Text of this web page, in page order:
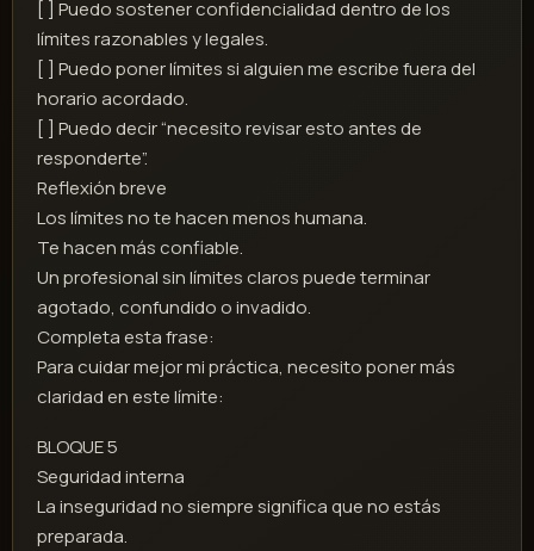
[ ] Puedo sostener confidencialidad dentro de los
límites razonables y legales.
[ ] Puedo poner límites si alguien me escribe fuera del
horario acordado.
[ ] Puedo decir “necesito revisar esto antes de
responderte”.
Reflexión breve
Los límites no te hacen menos humana.
Te hacen más confiable.
Un profesional sin límites claros puede terminar
agotado, confundido o invadido.
Completa esta frase:
Para cuidar mejor mi práctica, necesito poner más
claridad en este límite:
BLOQUE 5
Seguridad interna
La inseguridad no siempre significa que no estás
preparada.